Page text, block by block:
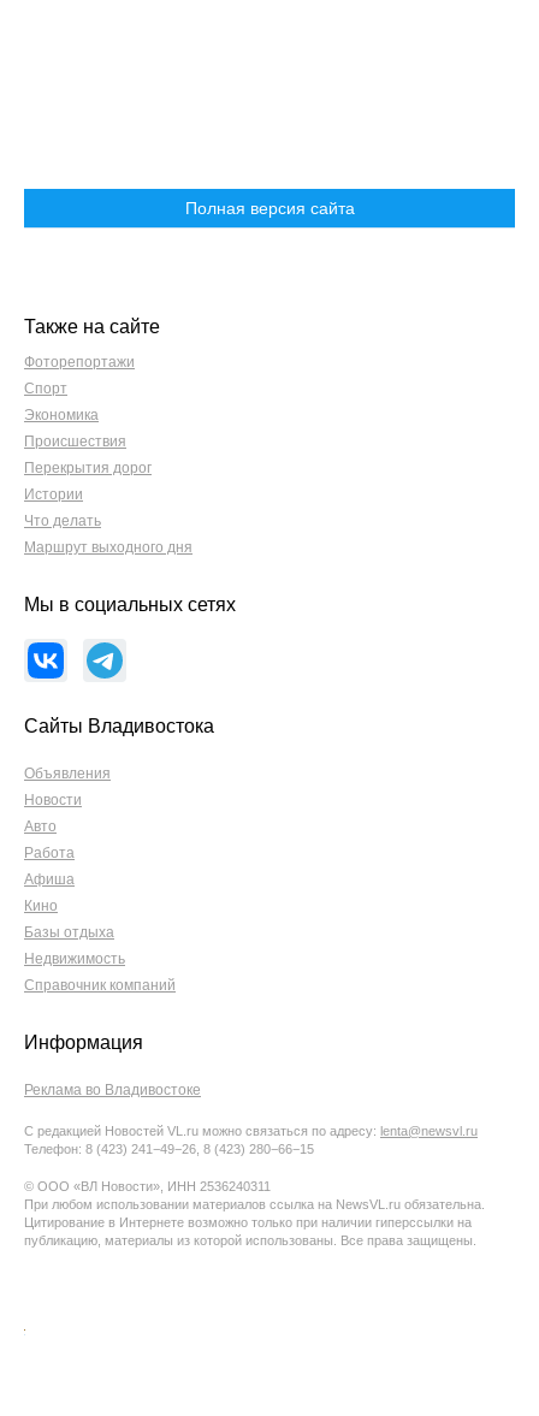
Полная версия сайта
Также на сайте
Фоторепортажи
Спорт
Экономика
Происшествия
Перекрытия дорог
Истории
Что делать
Маршрут выходного дня
Мы в социальных сетях
Сайты Владивостока
Объявления
Новости
Авто
Работа
Афиша
Кино
Базы отдыха
Недвижимость
Справочник компаний
Информация
Реклама во Владивостоке
С редакцией Новостей VL.ru можно связаться по адресу: lenta@newsvl.ru
Телефон: 8 (423) 241−49−26, 8 (423) 280−66−15
© ООО «ВЛ Новости», ИНН 2536240311
При любом использовании материалов ссылка на NewsVL.ru обязательна.
Цитирование в Интернете возможно только при наличии гиперссылки на
публикацию, материалы из которой использованы. Все права защищены.